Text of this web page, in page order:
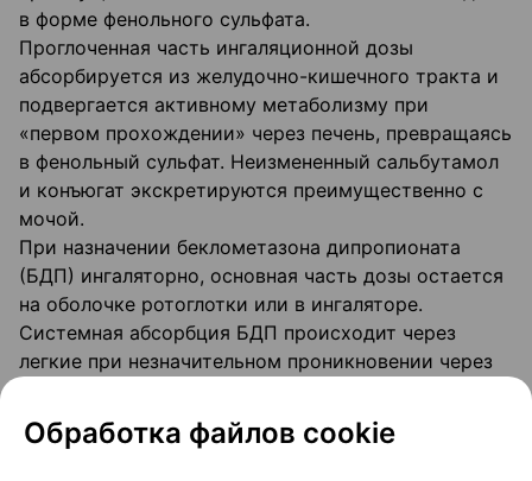
в форме фенольного сульфата.
Проглоченная часть ингаляционной дозы
абсорбируется из желудочно-кишечного тракта и
подвергается активному метаболизму при
«первом прохождении» через печень, превращаясь
в фенольный сульфат. Неизмененный сальбутамол
и конъюгат экскретируются преимущественно с
мочой.
При назначении беклометазона дипропионата
(БДП) ингаляторно, основная часть дозы остается
на оболочке ротоглотки или в ингаляторе.
Системная абсорбция БДП происходит через
легкие при незначительном проникновении через
легкими предшествует интенсивная конверсия в
его активный метаболит Б-17-МП, системная
Обработка файлов cookie